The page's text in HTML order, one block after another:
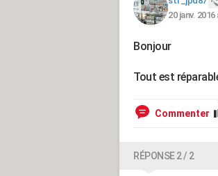
20 janv. 2016
Bonjour
Tout est
Commenter
RÉPONSE 2 / 2